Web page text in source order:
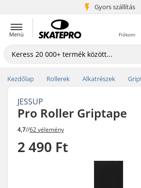
Gyors szállítás
5+ millió ügyfél
Menü Fiókom
Kezdőlap Rollerek Alkatrészek
JESSUP
Pro Roller Griptape
4,7//62 vélemény
2 490 Ft